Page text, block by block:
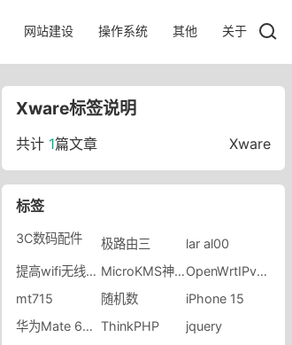
网站建设 操作系统 其他 关于
Xware标签说明
共计 1篇文章 Xware
标签
3C数码配件 极路由三
lar al00
提高wifi无线速率
MicroKMS神龙版
OpenWrtIPv6和IPv4
mt715
随机数
iPhone 15
华为Mate 60 RS ThinkPHP
jquery